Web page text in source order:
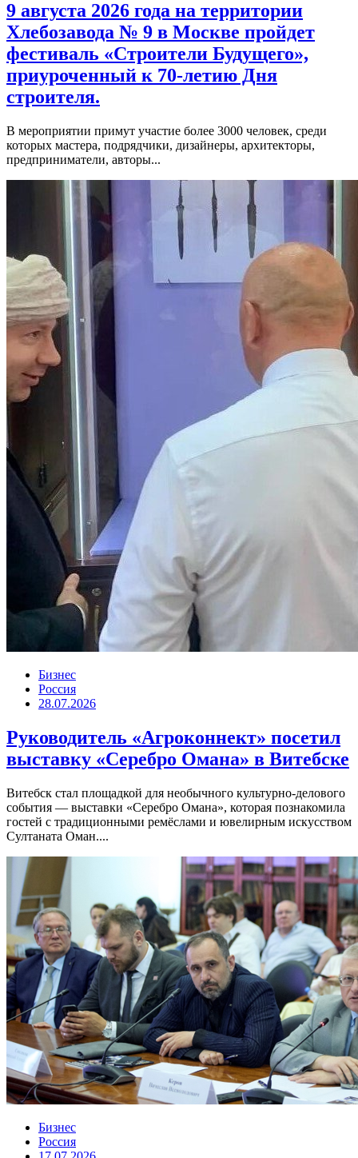
9 августа 2026 года на территории
Хлебозавода № 9 в Москве пройдет
фестиваль «Строители Будущего»,
приуроченный к 70-летию Дня
строителя.
В мероприятии примут участие более 3000 человек, среди
которых мастера, подрядчики, дизайнеры, архитекторы,
предприниматели, авторы...
Бизнес
Россия
28.07.2026
Руководитель «Агроконнект» посетил
выставку «Серебро Омана» в Витебске
Витебск стал площадкой для необычного культурно-делового
события — выставки «Серебро Омана», которая познакомила
гостей с традиционными ремёслами и ювелирным искусством
Султаната Оман....
Бизнес
Россия